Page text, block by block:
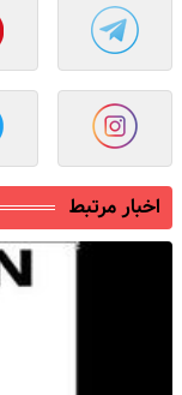
اخبار مرتبط